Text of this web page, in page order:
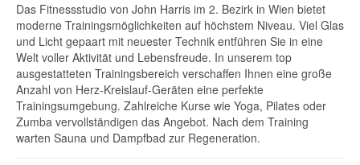
Das Fitnessstudio von John Harris im 2. Bezirk in Wien bietet
moderne Trainingsmöglichkeiten auf höchstem Niveau. Viel Glas
und Licht gepaart mit neuester Technik entführen Sie in eine
Welt voller Aktivität und Lebensfreude. In unserem top
ausgestatteten Trainingsbereich verschaffen Ihnen eine große
Anzahl von Herz-Kreislauf-Geräten eine perfekte
Trainingsumgebung. Zahlreiche Kurse wie Yoga, Pilates oder
Zumba vervollständigen das Angebot. Nach dem Training
warten Sauna und Dampfbad zur Regeneration.